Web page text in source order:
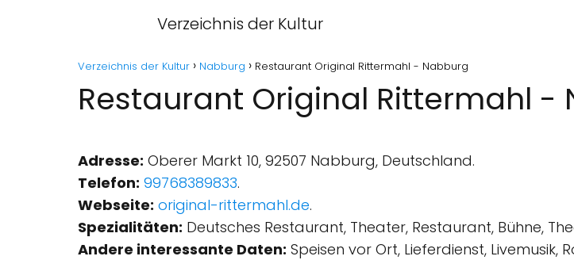
Verzeichnis der Kultur
Verzeichnis der Kultur Nabburg Restaurant Original Rittermahl - Nabburg
Restaurant Original Rittermahl -
Adresse: Oberer Markt 10, 92507 Nabburg, Deutschland.
Telefon: 99768389833.
Webseite: original-rittermahl.de.
Spezialitäten: Deutsches Restaurant, Theater, Restaurant, Bühne,
Andere interessante Daten: Speisen vor Ort, Lieferdienst,